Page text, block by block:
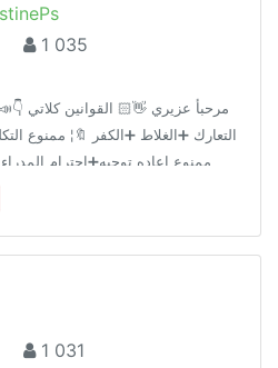
1 035
التعارك ➕الغلاط ➕الكفر 🔖¦ ممنوع
ممنوع اعاده توجيه➕احترام
1 031